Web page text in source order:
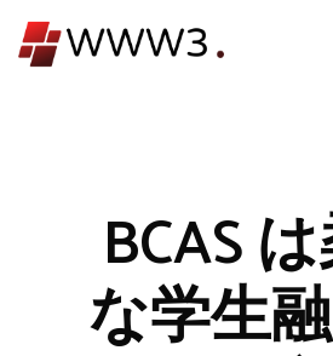
ン
BCAS
な学生